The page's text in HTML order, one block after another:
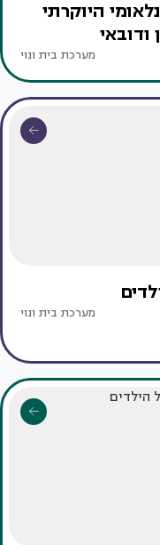
היוקרתי
ודובאי
מערכת בית ונוי
מערכת בית ונוי